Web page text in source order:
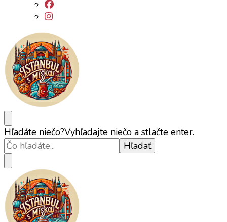
Istanbul s Miškou
Istanbul ako ho (ne)poznáte
Hľadáte niečo?Vyhľadajte niečo a stlačte enter.